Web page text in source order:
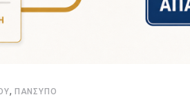
, ΠΑΝΣΥΠΟ